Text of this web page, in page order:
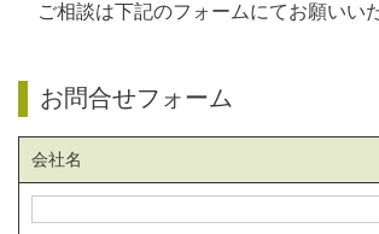
ご相談は下記のフォームにてお願いい
お問合せフォーム
会社名